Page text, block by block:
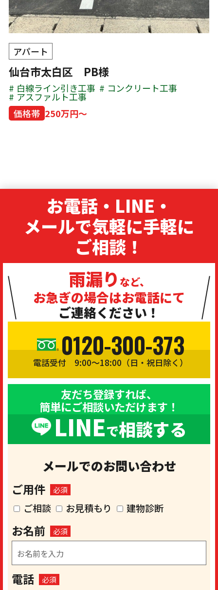
アパート
仙台市太白区 PB様
白線ライン引き工事 コンクリート工事
アスファルト工事
価格帯 250万円～
お電話・LINE・
メールで気軽に手軽に
ご相談！
雨漏り など、
お急ぎの場合はお電話にて
ご連絡ください！
0120-300-373
電話受付 9:00〜18:00（日・祝日除く）
友だち登録すれば、
簡単にご相談いただけます！
LINEで相談する
メールでのお問い合わせ
ご用件 必須
ご相談 お見積もり 建物診断
お名前 必須
電話 必須